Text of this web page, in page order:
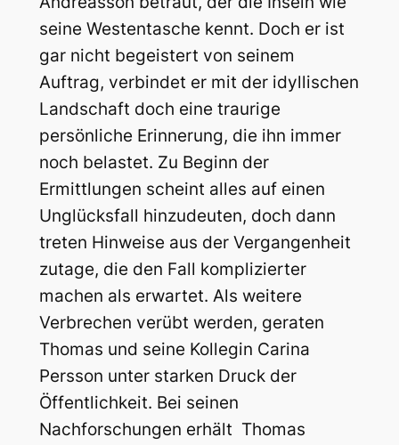
seine Westentasche kennt. Doch er ist
gar nicht begeistert von seinem
Auftrag, verbindet er mit der idyllischen
Landschaft doch eine traurige
persönliche Erinnerung, die ihn immer
noch belastet. Zu Beginn der
Ermittlungen scheint alles auf einen
Unglücksfall hinzudeuten, doch dann
treten Hinweise aus der Vergangenheit
zutage, die den Fall komplizierter
machen als erwartet. Als weitere
Verbrechen verübt werden, geraten
Thomas und seine Kollegin Carina
Persson unter starken Druck der
Öffentlichkeit. Bei seinen
Nachforschungen erhält Thomas